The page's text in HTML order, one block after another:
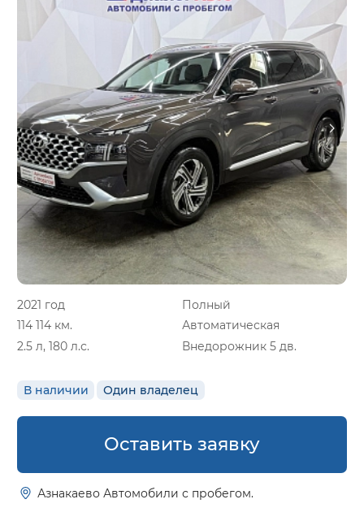
2021 год
Полный
114 114 км.
Автоматическая
2.5 л, 180 л.с.
Внедорожник 5 дв.
В наличии Один владелец
Оставить заявку
Азнакаево Автомобили с пробегом.